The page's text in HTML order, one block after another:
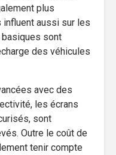
plus
aussi sur les
sont
des véhicules
avec des
les écrans
sont
Outre le coût de
tenir compte